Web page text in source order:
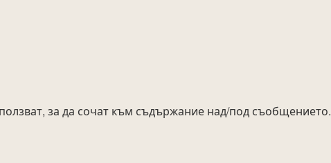
за да сочат към съдържание над/под съобщението.